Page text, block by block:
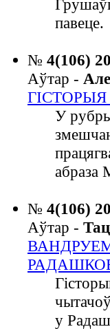
павеце.
№ 4(106)
Аўтар -
У
абраза
№ 4(106)
Аўтар -
у